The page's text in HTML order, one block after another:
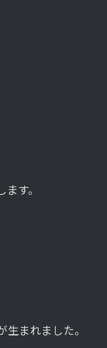
す。
まれました。